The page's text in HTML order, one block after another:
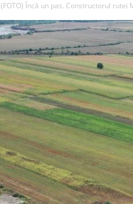
(FOTO) Încă un pas. Constructorul